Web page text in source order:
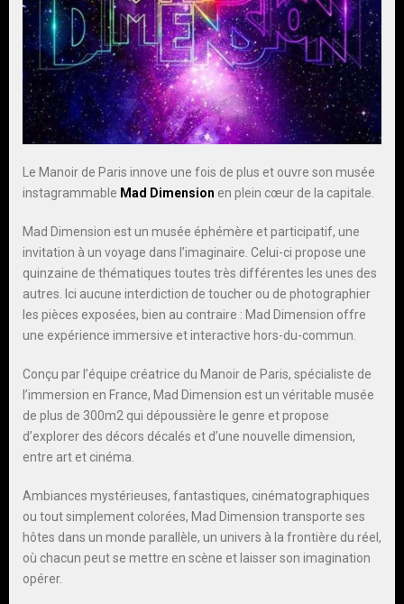
Le Manoir de Paris innove une fois de plus et ouvre son musée
instagrammable Mad Dimension en plein cœur de la capitale.
Mad Dimension est un musée éphémère et participatif, une
invitation à un voyage dans l’imaginaire. Celui-ci propose une
quinzaine de thématiques toutes très différentes les unes des
autres. Ici aucune interdiction de toucher ou de photographier
les pièces exposées, bien au contraire : Mad Dimension offre
une expérience immersive et interactive hors-du-commun.
Conçu par l’équipe créatrice du Manoir de Paris, spécialiste de
l’immersion en France, Mad Dimension est un véritable musée
de plus de 300m2 qui dépoussière le genre et propose
d’explorer des décors décalés et d’une nouvelle dimension,
entre art et cinéma.
Ambiances mystérieuses, fantastiques, cinématographiques
ou tout simplement colorées, Mad Dimension transporte ses
hôtes dans un monde parallèle, un univers à la frontière du réel,
où chacun peut se mettre en scène et laisser son imagination
opérer.